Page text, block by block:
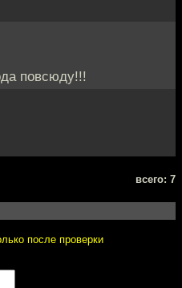
повсюду!!!
всего: 7
после проверки